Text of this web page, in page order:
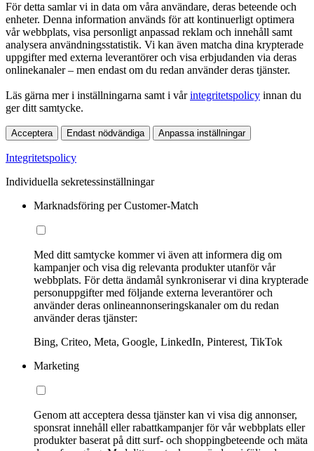
För detta samlar vi in data om våra användare, deras beteende och
enheter. Denna information används för att kontinuerligt optimera
vår webbplats, visa personligt anpassad reklam och innehåll samt
analysera användningsstatistik. Vi kan även matcha dina krypterade
uppgifter med externa leverantörer och visa erbjudanden via deras
onlinekanaler – men endast om du redan använder deras tjänster.
Läs gärna mer i inställningarna samt i vårintegritetspolicy innan du
ger ditt samtycke.
Acceptera Endast nödvändiga Anpassa inställningar
Integritetspolicy
Individuella sekretessinställningar
Marknadsföring per Customer-Match
Med ditt samtycke kommer vi även att informera dig om
kampanjer och visa dig relevanta produkter utanför vår
webbplats. För detta ändamål synkroniserar vi dina krypterade
personuppgifter med följande externa leverantörer och
använder deras onlineannonseringskanaler om du redan
använder deras tjänster:
Bing, Criteo, Meta, Google, LinkedIn, Pinterest, TikTok
Marketing
Genom att acceptera dessa tjänster kan vi visa dig annonser,
sponsrat innehåll eller rabattkampanjer för vår webbplats eller
produkter baserat på ditt surf- och shoppingbeteende och mäta